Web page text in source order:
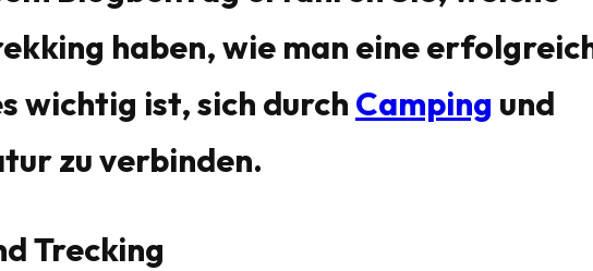
haben, wie man eine
wichtig ist, sich durch Camping und
zu verbinden.
Trecking